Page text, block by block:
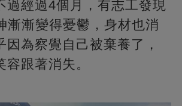
過經過4個月，有志工發現
漸漸變得憂鬱，身材也消
因為察覺自己被棄養了，
跟著消失。